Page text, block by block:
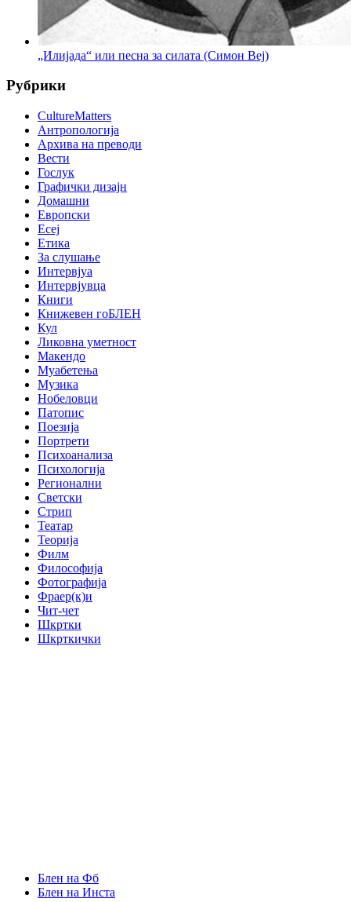
„Илијада“ или песна за силата (Симон Веј)
Рубрики
CultureMatters
Антропологија
Архива на преводи
Вести
Гослук
Графички дизајн
Домашни
Европски
Есеј
Етика
За слушање
Интервјуа
Интервјувца
Книги
Книжевен гоБЛЕН
Кул
Ликовна уметност
Макендо
Муабетења
Музика
Нобеловци
Патопис
Поезија
Портрети
Психоанализа
Психологија
Регионални
Светски
Стрип
Театар
Теорија
Филм
Философија
Фотографија
Фраер(к)и
Чит-чет
Шкртки
Шкрткички
Блен на Фб
Блен на Инста